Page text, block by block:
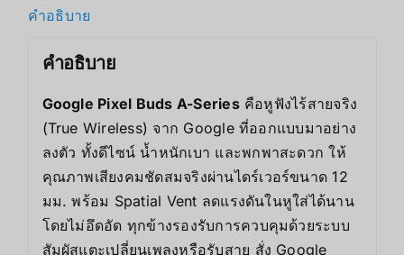
คำอธิบาย
คำอธิบาย
Google Pixel Buds A-Seriesคือหูฟังไร้สายจริง
(True Wireless) จาก Google ที่ออกแบบมาอย่าง
ลงตัว ทั้งดีไซน์ น้ำหนักเบา และพกพาสะดวก ให้
คุณภาพเสียงคมชัดสมจริงผ่านไดร์เวอร์ขนาด 12
มม. พร้อม Spatial Vent ลดแรงดันในหูใส่ได้นาน
โดยไม่อึดอัด ทุกข้างรองรับการควบคุมด้วยระบบ
สัมผัสแตะเปลี่ยนเพลงหรือรับสาย สั่ง Google